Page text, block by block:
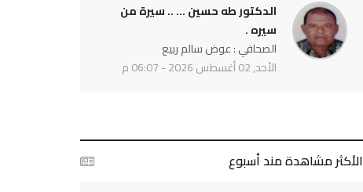
الدكتور طه حسين ... .. سيرة من
سيره .
الصحافي : عوض سالم ربيع
الأحد, 02 أغسطس 2026 - 06:07 م
الأكثر مشاهدة مند أسبوع